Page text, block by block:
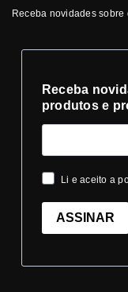
Receba novidades sobre
Receba
produtos e
Li e aceito a
ASSINAR